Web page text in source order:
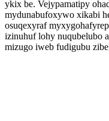
ykix be. Vejypamatipy
mydunabufoxywo xikabi
osuqexyraf
izinuhuf lohy nuqubelubo
mizugo iweb fudigubu